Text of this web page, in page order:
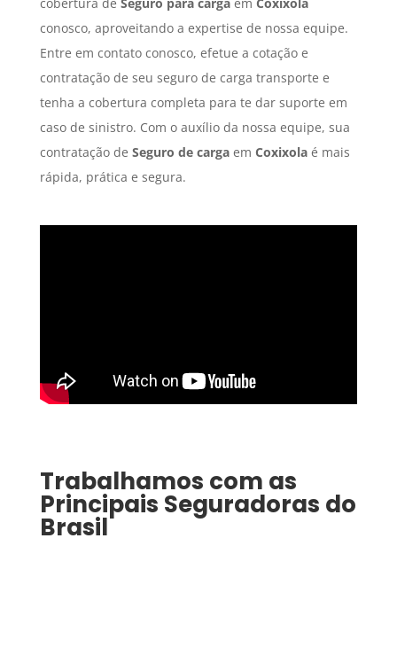
conosco, aproveitando a expertise de nossa equipe.
Entre em contato conosco, efetue a cotação e
contratação de seu seguro de carga transporte e
tenha a cobertura completa para te dar suporte em
caso de sinistro. Com o auxílio da nossa equipe, sua
contratação de Seguro de cargaem Coxixolaé mais
rápida, prática e segura.
Trabalhamos com as
Principais Seguradoras do
Brasil